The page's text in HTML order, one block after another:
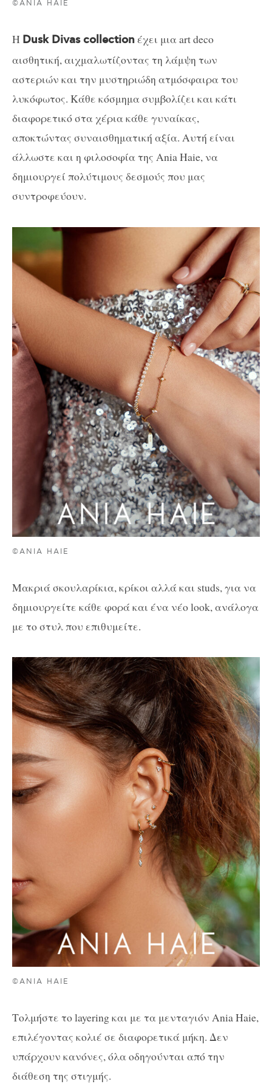
©ANIA HAIE
Η Dusk Divas collectionέχει μια art deco
αισθητική, αιχμαλωτίζοντας τη λάμψη των
αστεριών και την μυστηριώδη ατμόσφαιρα του
λυκόφωτος. Κάθε κόσμημα συμβολίζει και κάτι
διαφορετικό στα χέρια κάθε γυναίκας,
αποκτώντας συναισθηματική αξία. Αυτή είναι
άλλωστε και η φιλοσοφία της Ania Haie, να
δημιουργεί πολύτιμους δεσμούς που μας
συντροφεύουν.
©ANIA HAIE
Μακριά σκουλαρίκια, κρίκοι αλλά και studs, για να
δημιουργείτε κάθε φορά και ένα νέο look, ανάλογα
με το στυλ που επιθυμείτε.
©ANIA HAIE
Τολμήστε το layering και με τα μενταγιόν Ania Haie,
επιλέγοντας κολιέ σε διαφορετικά μήκη. Δεν
υπάρχουν κανόνες, όλα οδηγούνται από την
διάθεση της στιγμής.